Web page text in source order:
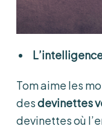
Tom aime les
desdevinettes
devinettes où